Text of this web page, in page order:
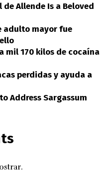
de Allende Is a Beloved
adulto mayor fue
mil 170 kilos de cocaína
perdidas y ayuda a
Address Sargassum